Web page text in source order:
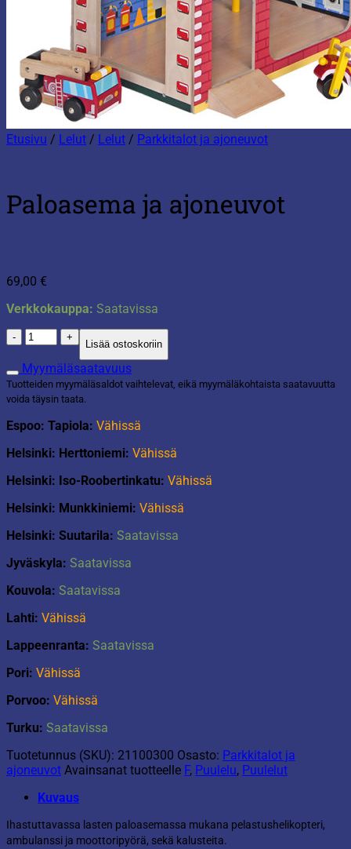
Etusivu / Lelut / Lelut / Parkkitalot ja ajoneuvot
Paloasema ja ajoneuvot
69,00 €
Verkkokauppa: Saatavissa
Paloasema
ja
ajoneuvot
määrä
Lisää ostoskoriin
Myymäläsaatavuus
Tuotteiden myymäläsaldot vaihtelevat, eikä myymäläkohtaista saatavuutta
voida täysin taata.
Espoo: Tapiola: Vähissä
Helsinki: Herttoniemi: Vähissä
Helsinki: Iso-Roobertinkatu: Vähissä
Helsinki: Munkkiniemi: Vähissä
Helsinki: Suutarila: Saatavissa
Jyväskyla: Saatavissa
Kouvola: Saatavissa
Lahti: Vähissä
Lappeenranta: Saatavissa
Pori: Vähissä
Porvoo: Vähissä
Turku: Saatavissa
Tuotetunnus (SKU): 21100300 Osasto: Parkkitalot ja
ajoneuvot Avainsanat tuotteelle F, Puulelu, Puulelut
Kuvaus
Ihastuttavassa lasten paloasemassa mukana pelastushelikopteri,
ambulanssi ja moottoripyörä, sekä kalusteita.